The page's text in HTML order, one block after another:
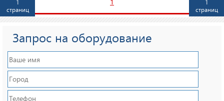
1
страниц
1
страниц
Запрос на оборудование